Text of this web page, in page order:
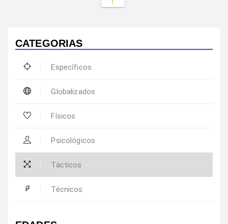
1
CATEGORIAS
Específicos
Globalizados
Físicos
Psicológicos
Tácticos
Técnicos